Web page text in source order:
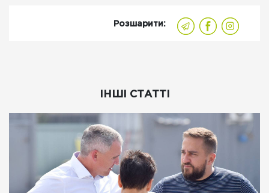
Розшарити:
ІНШІ СТАТТІ